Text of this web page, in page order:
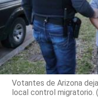
Votantes de Arizona
local control migratorio. (